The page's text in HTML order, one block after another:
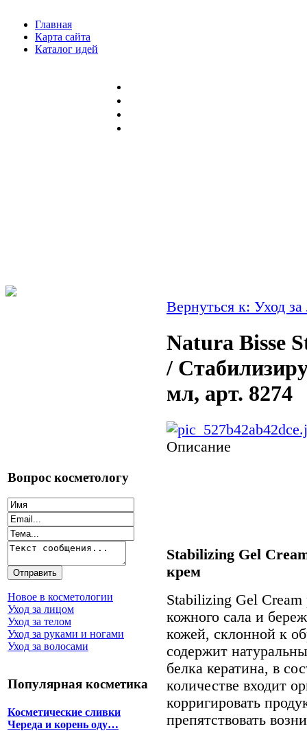
Главная
Карта сайта
Каталог идей
Вопрос косметологу
Новое в косметологии
Уход за лицом
Уход за телом
Уход за руками и ногами
Уход за волосами
Популярная косметика
Косметические сливки
Череда и корень оду…
Вернуться к: Уход
Natura Bisse
/
мл, арт. 8274
Описание
Stabilizing Gel
крем
Stabilizing Gel
кожного сала и
кожей, склонной к
содержит
белка кератина, в
количестве входит
корригировать
препятствовать